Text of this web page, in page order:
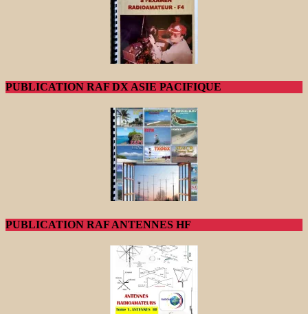
PUBLICATION RAF DX ASIE PACIFIQUE
PUBLICATION RAF ANTENNES HF